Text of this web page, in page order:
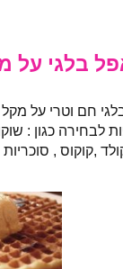
בלגי על
חם וטרי על מקל
לבחירה כגון :
,קוקוס ,